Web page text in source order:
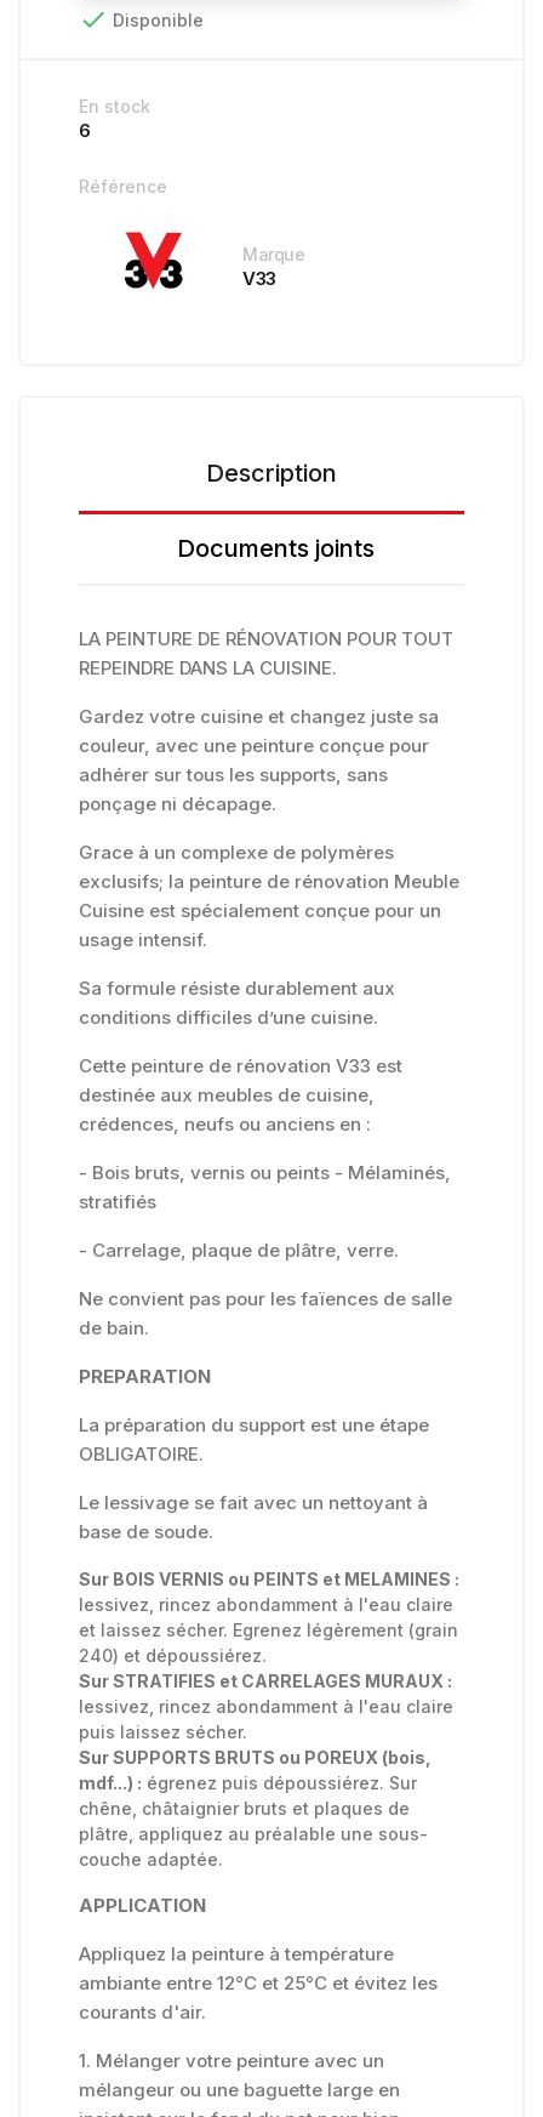
 Disponible
En stock
6
Référence
Marque
V33
Description
Documents joints
LA PEINTURE DE RÉNOVATION POUR TOUT
REPEINDRE DANS LA CUISINE.
Gardez votre cuisine et changez juste sa
couleur, avec une peinture conçue pour
adhérer sur tous les supports, sans
ponçage ni décapage.
Grace à un complexe de polymères
exclusifs; la peinture de rénovation Meuble
Cuisine est spécialement conçue pour un
usage intensif.
Sa formule résiste durablement aux
conditions difficiles d’une cuisine.
Cette peinture de rénovation V33 est
destinée aux meubles de cuisine,
crédences, neufs ou anciens en :
- Bois bruts, vernis ou peints - Mélaminés,
stratifiés
- Carrelage, plaque de plâtre, verre.
Ne convient pas pour les faïences de salle
de bain.
PREPARATION
La préparation du support est une étape
OBLIGATOIRE.
Le lessivage se fait avec un nettoyant à
base de soude.
Sur BOIS VERNIS ou PEINTS et MELAMINES :
lessivez, rincez abondamment à l'eau claire
et laissez sécher. Egrenez légèrement (grain
240) et dépoussiérez.
Sur STRATIFIES et CARRELAGES MURAUX :
lessivez, rincez abondamment à l'eau claire
puis laissez sécher.
Sur SUPPORTS BRUTS ou POREUX (bois,
mdf...) : égrenez puis dépoussiérez. Sur
chêne, châtaignier bruts et plaques de
plâtre, appliquez au préalable une sous-
couche adaptée.
APPLICATION
Appliquez la peinture à température
ambiante entre 12°C et 25°C et évitez les
courants d'air.
1. Mélanger votre peinture avec un
mélangeur ou une baguette large en